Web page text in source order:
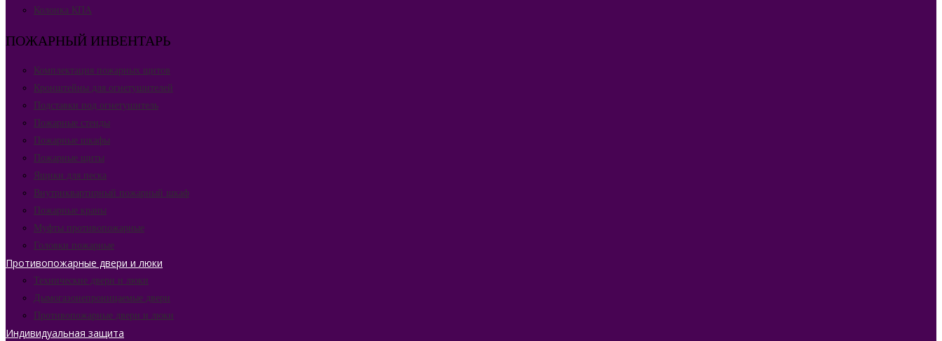
Колонка КПА
ПОЖАРНЫЙ ИНВЕНТАРЬ
Комплектация пожарных щитов
Кронштейны для огнетушителей
Подставки под огнетушитель
Пожарные стенды
Пожарные шкафы
Пожарные щиты
Ящики для песка
Внутриквартирный пожарный шкаф
Пожарные краны
Муфты противопожарные
Головки пожарные
Противопожарные двери и люки
Технические двери и люки
Дымогазонепроницаемые двери
Противопожарные двери и люки
Индивидуальная защита